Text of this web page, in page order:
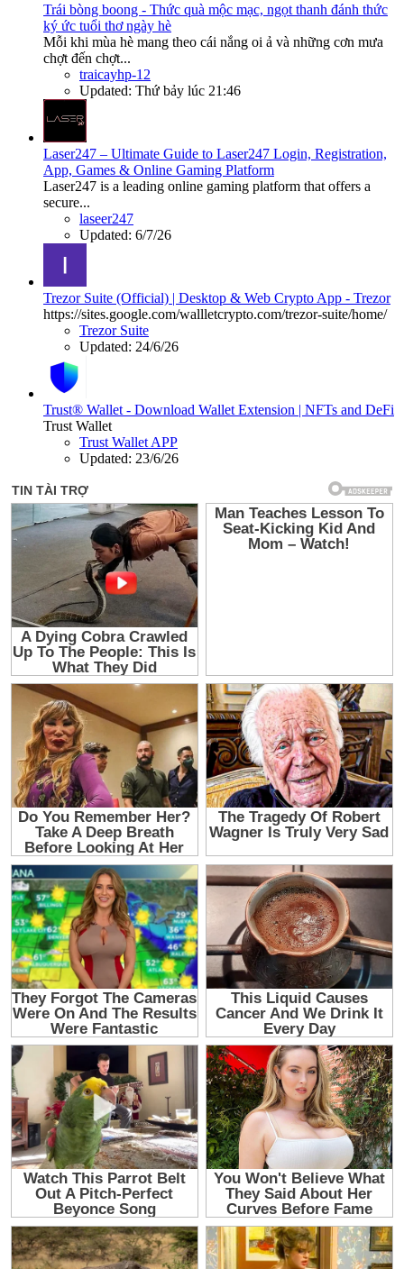
Trái bòng boong - Thức quà mộc mạc, ngọt thanh đánh thức
ký ức tuổi thơ ngày hè
Mỗi khi mùa hè mang theo cái nắng oi ả và những cơn mưa
chợt đến chợt...
traicayhp-12
Updated: Thứ bảy lúc 21:46
Laser247 – Ultimate Guide to Laser247 Login, Registration,
App, Games & Online Gaming Platform
Laser247 is a leading online gaming platform that offers a
secure...
laseer247
Updated: 6/7/26
Trezor Suite (Official) | Desktop & Web Crypto App - Trezor
https://sites.google.com/wallletcrypto.com/trezor-suite/home/
Trezor Suite
Updated: 24/6/26
Trust® Wallet - Download Wallet Extension | NFTs and DeFi
Trust Wallet
Trust Wallet APP
Updated: 23/6/26